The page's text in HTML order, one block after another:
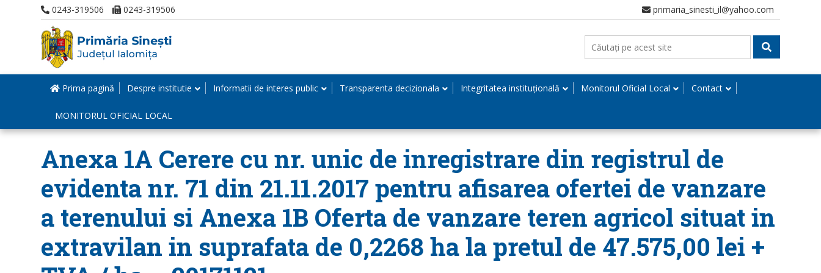
0243-319506 0243-319506 primaria_sinesti_il@yahoo.com
Prima pagină Despre institutie Informatii de interes public Transparenta decizionala Integritatea instituțională Monitorul Oficial Local Contact
MONITORUL OFICIAL LOCAL
Anexa 1A Cerere cu nr. unic de inregistrare din registrul de
evidenta nr. 71 din 21.11.2017 pentru afisarea ofertei de vanzare
a terenului si Anexa 1B Oferta de vanzare teren agricol situat in
extravilan in suprafata de 0,2268 ha la pretul de 47.575,00 lei +